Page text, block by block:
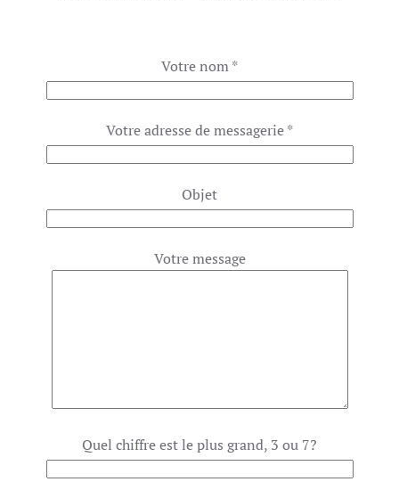
Votre nom *
Votre adresse de messagerie *
Objet
Votre message
Quel chiffre est le plus grand, 3 ou 7?